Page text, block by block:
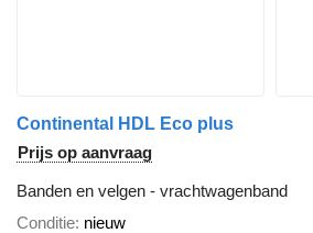
Continental HDL Eco plus
Prijs op aanvraag
Banden en velgen - vrachtwagenband
Conditie nieuw